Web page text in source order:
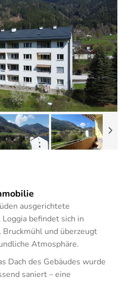
News
ausgerichtete
befindet sich in
und überzeugt
Atmosphäre.
Dach des Gebäudes wurde
saniert – eine